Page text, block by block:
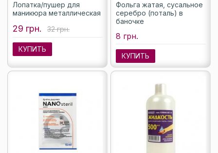
Лопатка/пушер для
маникюра металлическая
29 грн. 32 грн.
КУПИТЬ
Фольга жатая, сусальное
серебро (поталь) в
баночке
8 грн.
КУПИТЬ